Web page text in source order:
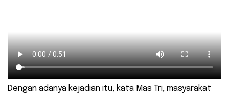
Dengan adanya kejadian itu, kata Mas Tri, masyarakat